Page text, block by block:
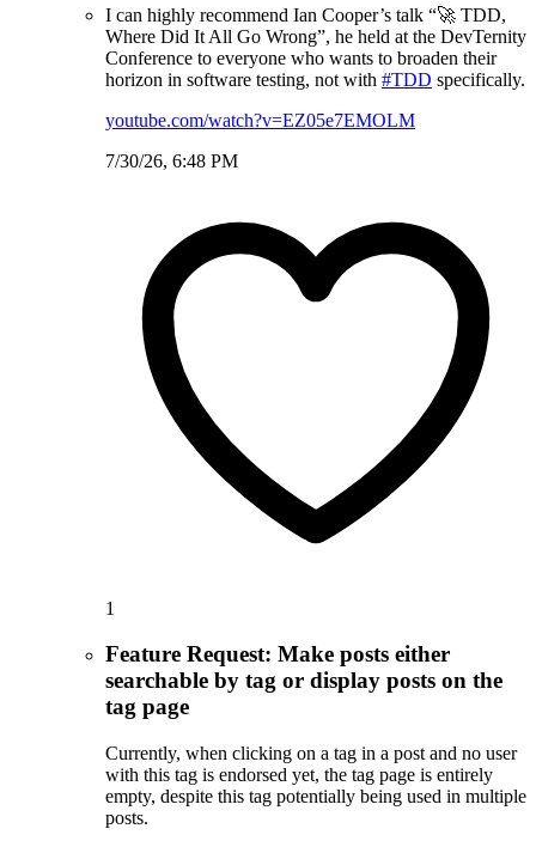
I can highly recommend Ian Cooper’s talk “🚀 TDD,
Where Did It All Go Wrong”, he held at the DevTernity
Conference to everyone who wants to broaden their
horizon in software testing, not with #TDD specifically.
youtube.com/watch?v=EZ05e7EMOLM
7/30/26, 6:48 PM
1
Feature Request: Make posts either
searchable by tag or display posts on the
tag page
Currently, when clicking on a tag in a post and no user
with this tag is endorsed yet, the tag page is entirely
empty, despite this tag potentially being used in multiple
posts.